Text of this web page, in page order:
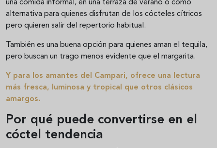
una comida informal, en una terraza de verano o como
alternativa para quienes disfrutan de los cócteles cítricos
pero quieren salir del repertorio habitual.
También es una buena opción para quienes aman el tequila,
pero buscan un trago menos evidente que el margarita.
Y para los amantes del Campari, ofrece una lectura
más fresca, luminosa y tropical que otros clásicos
amargos.
Por qué puede convertirse en el
cóctel tendencia